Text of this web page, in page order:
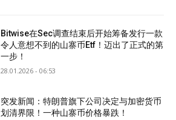
Bitwise在Sec调查结束后开始筹备发行一款
令人意想不到的山寨币Etf！迈出了正式的第
一步！
28.01.2026 - 06:53
突发新闻：特朗普旗下公司决定与加密货币
划清界限！一种山寨币价格暴跌！